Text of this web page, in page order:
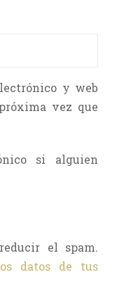
y web
vez que
si alguien
el spam.
datos de tus